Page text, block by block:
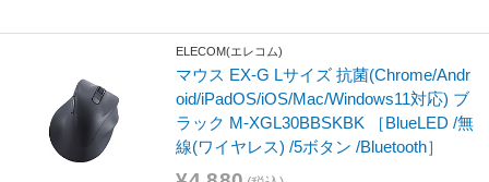
ELECOM(エレコム)
マウス EX-G Lサイズ 抗菌(Chrome/Andr
oid/iPadOS/iOS/Mac/Windows11対応) ブ
ラック M-XGL30BBSKBK ［BlueLED /無
線(ワイヤレス) /5ボタン /Bluetooth］